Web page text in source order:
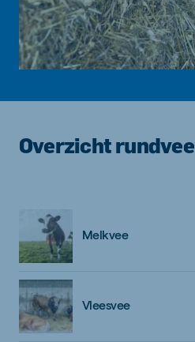
Overzicht rundvee
Melkvee
Vleesvee